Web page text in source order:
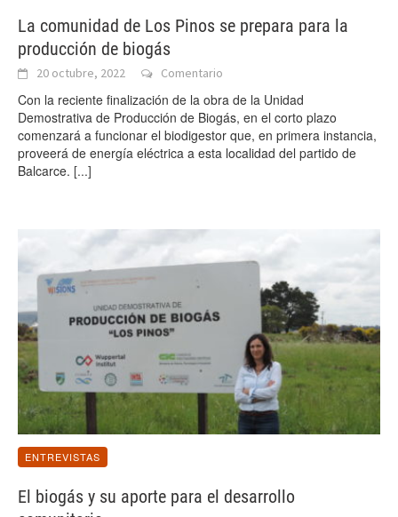
La comunidad de Los Pinos se prepara para la
producción de biogás
20 octubre, 2022 Comentario
Con la reciente finalización de la obra de la Unidad
Demostrativa de Producción de Biogás, en el corto plazo
comenzará a funcionar el biodigestor que, en primera instancia,
proveerá de energía eléctrica a esta localidad del partido de
Balcarce. [...]
ENTREVISTAS
El biogás y su aporte para el desarrollo